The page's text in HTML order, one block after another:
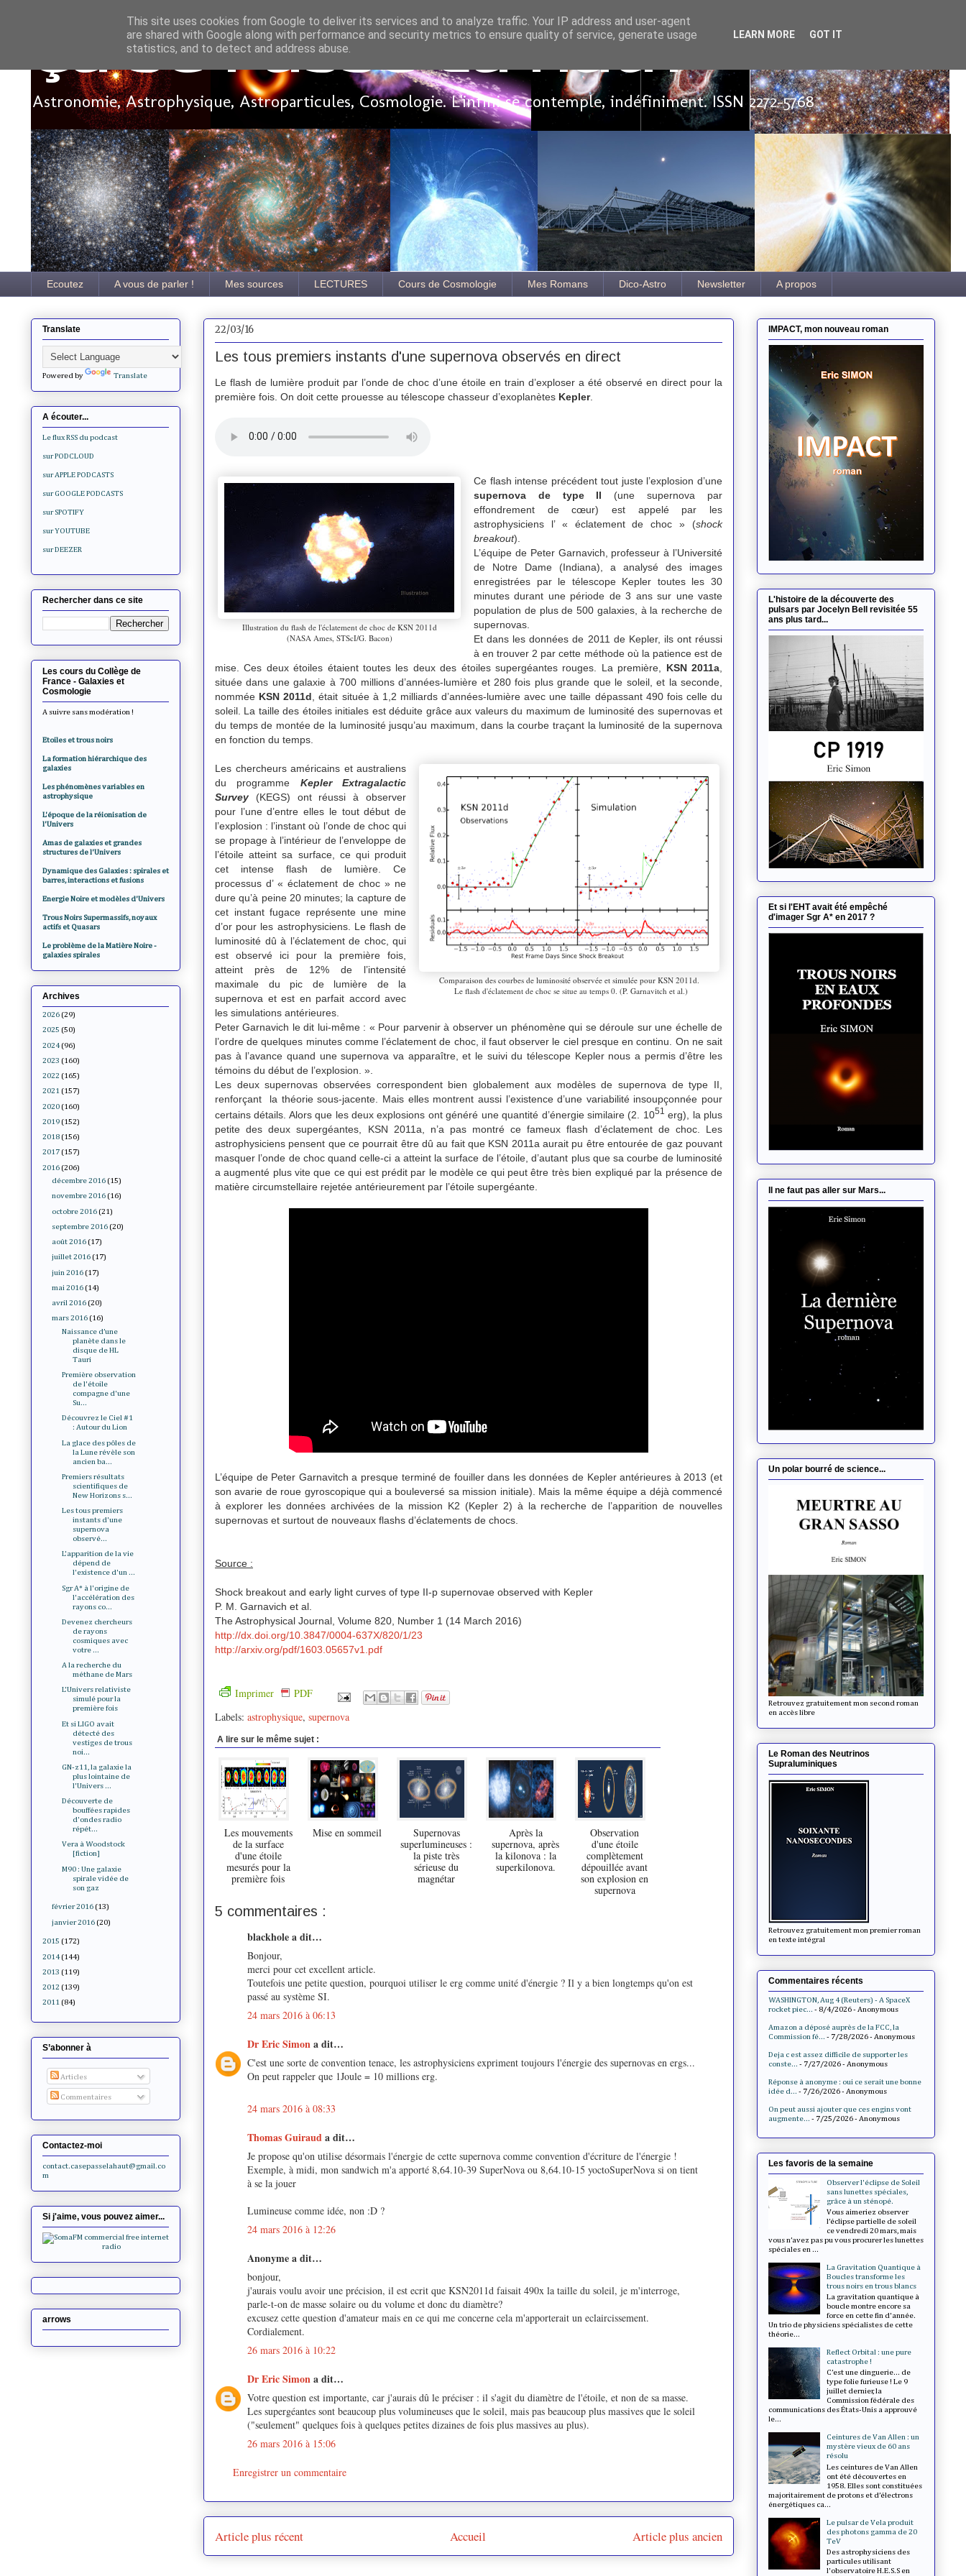
Ça se passe là haut
Astronomie, Astrophysique, Astroparticules, Cosmologie. L'infini se contemple, indéfiniment. ISSN 2272-5768
Ecoutez A vous de parler ! Mes sources LECTURES Cours de Cosmologie Mes Romans Dico-Astro Newsletter A propos
22/03/16
Les tous premiers instants d'une supernova observés en direct
Le flash de lumière produit par l’onde de choc d’une étoile en train d’exploser a été observé en direct pour la
première fois. On doit cette prouesse au télescope chasseur d’exoplanètes Kepler.
Illustration du flash de l'éclatement de choc de KSN 2011d
(NASA Ames, STScI/G. Bacon)
Ce flash intense précédent tout juste l’explosion d’une
supernova de type II (une supernova par
effondrement de cœur) est appelé par les
astrophysiciens l’ « éclatement de choc » (shock
breakout).
L’équipe de Peter Garnavich, professeur à l’Université
de Notre Dame (Indiana), a analysé des images
enregistrées par le télescope Kepler toutes les 30
minutes durant une période de 3 ans sur une vaste
population de plus de 500 galaxies, à la recherche de
supernovas.
Et dans les données de 2011 de Kepler, ils ont réussi
à en trouver 2 par cette méthode où la patience est de
mise. Ces deux étoiles étaient toutes les deux des étoiles supergéantes rouges. La première, KSN 2011a
située dans une galaxie à 700 millions d’années-lumière et 280 fois plus grande que le soleil, et la seconde,
nommée KSN 2011d , était située à 1,2 milliards d’années-lumière avec une taille dépassant 490 fois celle du
soleil. La taille des étoiles initiales est déduite grâce aux valeurs du maximum de luminosité des supernovas et
du temps de montée de la luminosité jusqu’au maximum, dans la courbe traçant la luminosité de la supernova
en fonction du temps.
Comparaison des courbes de luminosité observée et simulée pour KSN 2011d.
Le flash d'éclatement de choc se situe au temps 0. (P. Garnavitch et al.)
Les chercheurs américains et australiens
du programme Kepler Extragalactic
Survey (KEGS) ont réussi à observer
pour l’une d’entre elles le tout début de
l’explosion : l’instant où l’onde de choc qui
se propage à l’intérieur de l’enveloppe de
l’étoile atteint sa surface, ce qui produit
cet intense flash de lumière. Ce
processus d’ « éclatement de choc » ne
dure qu’à peine 20 minutes; la capture de
cet instant fugace représente une mine
d’or pour les astrophysiciens. Le flash de
luminosité dû à l’éclatement de choc, qui
est observé ici pour la première fois,
atteint près de 12% de l’intensité
maximale du pic de lumière de la
supernova et est en parfait accord avec
les simulations antérieures.
Peter Garnavich le dit lui-même : « Pour parvenir à observer un phénomène qui se déroule sur une échelle de
l’ordre de quelques minutes comme l’éclatement de choc, il faut observer le ciel presque en continu. On ne sait
pas à l’avance quand une supernova va apparaître, et le suivi du télescope Kepler nous a permis d’être les
témoins du début de l’explosion. ».
Les deux supernovas observées correspondent bien globalement aux modèles de supernova de type II,
renforçant la théorie sous-jacente. Mais elles montrent aussi l’existence d’une variabilité insoupçonnée pour
certains détails. Alors que les deux explosions ont généré une quantité d’énergie similaire (2. 1051 erg), la plus
petite des deux supergéantes, KSN 2011a, n’a pas montré ce fameux flash d’éclatement de choc. Les
astrophysiciens pensent que ce pourrait être dû au fait que KSN 2011a aurait pu être entourée de gaz pouvant
masquer l’onde de choc quand celle-ci a atteint la surface de l’étoile, d’autant plus que sa courbe de luminosité
a augmenté plus vite que ce qui est prédit par le modèle ce qui peut être très bien expliqué par la présence de
matière circumstellaire rejetée antérieurement par l’étoile supergéante.
L’équipe de Peter Garnavitch a presque terminé de fouiller dans les données de Kepler antérieures à 2013 (et
son avarie de roue gyroscopique qui a bouleversé sa mission initiale). Mais la même équipe a déjà commencé
à explorer les données archivées de la mission K2 (Kepler 2) à la recherche de l’apparition de nouvelles
supernovas et surtout de nouveaux flashs d’éclatements de chocs.
Source :
Shock breakout and early light curves of type II-p supernovae observed with Kepler
P. M. Garnavich et al.
The Astrophysical Journal, Volume 820, Number 1 (14 March 2016)
http://dx.doi.org/10.3847/0004-637X/820/1/23
http://arxiv.org/pdf/1603.05657v1.pdf
Imprimer
PDF
Labels: astrophysique, supernova
A lire sur le même sujet :
Les mouvements
de la surface
d'une étoile
mesurés pour la
première fois
Mise en sommeil
Supernovas
superlumineuses :
la piste très
sérieuse du
magnétar
Après la
supernova, après
la kilonova : la
superkilonova.
Observation
d'une étoile
complètement
dépouillée avant
son explosion en
supernova
5 commentaires :
blackhole a dit…
Bonjour,
merci pour cet excellent article.
Toutefois une petite question, pourquoi utiliser le erg comme unité d'énergie ? Il y a bien longtemps qu'on est
passé au système SI.
24 mars 2016 à 06:13
Dr Eric Simona dit…
C'est une sorte de convention tenace, les astrophysiciens expriment toujours l'énergie des supernovas en ergs...
On peut rappeler que 1Joule = 10 millions erg.
24 mars 2016 à 08:33
Thomas Guirauda dit…
Je propose qu'on utilise désormais l'énergie de cette supernova comme convention d'écriture de l'énergie !
Exemple, à midi, mon sandwich m'a apporté 8,64.10-39 SuperNova ou 8,64.10-15 yoctoSuperNova si on tient
à se la jouer
Lumineuse comme idée, non :D ?
24 mars 2016 à 12:26
Anonyme a dit…
bonjour,
j'aurais voulu avoir une précision, il est ecrit que KSN2011d faisait 490x la taille du soleil, je m'interroge,
parle-t-on de masse solaire ou du volume et donc du diamètre?
excusez cette question d'amateur mais en ce qui me concerne cela m'apporterait un eclaircissement.
Cordialement.
26 mars 2016 à 10:22
Dr Eric Simona dit…
Votre question est importante, car j'aurais dû le préciser : il s'agit du diamètre de l'étoile, et non de sa masse.
Les supergéantes sont beaucoup plus volumineuses que le soleil, mais pas beaucoup plus massives que le soleil
("seulement" quelques fois à quelques petites dizaines de fois plus massives au plus).
26 mars 2016 à 15:06
Enregistrer un commentaire
Article plus récent Article plus ancien
Accueil
Translate
Powered by Translate
A écouter...
Le flux RSS du podcast
sur PODCLOUD
sur APPLE PODCASTS
sur GOOGLE PODCASTS
sur SPOTIFY
sur YOUTUBE
sur DEEZER
Rechercher dans ce site
Les cours du Collège de
France - Galaxies et
Cosmologie
A suivre sans modération !
Etoiles et trous noirs
La formation hiérarchique des
galaxies
Les phénomènes variables en
astrophysique
L'époque de la réionisation de
l'Univers
Amas de galaxies et grandes
structures de l'Univers
Dynamique des Galaxies : spirales et
barres, interactions et fusions
Energie Noire et modèles d'Univers
Trous Noirs Supermassifs, noyaux
actifs et Quasars
Le problème de la Matière Noire -
galaxies spirales
Archives
2026 (29)
2025 (50)
2024 (96)
2023 (160)
2022 (165)
2021 (157)
2020 (160)
2019 (152)
2018 (156)
2017 (157)
2016 (206)
décembre 2016 (15)
novembre 2016 (16)
octobre 2016 (21)
septembre 2016 (20)
août 2016 (17)
juillet 2016 (17)
juin 2016 (17)
mai 2016 (14)
avril 2016 (20)
mars 2016 (16)
Naissance d’une
planète dans le
disque de HL
Tauri
Première observation
de l'étoile
compagne d'une
Su...
Découvrez le Ciel #1
: Autour du Lion
La glace des pôles de
la Lune révèle son
ancien ba...
Premiers résultats
scientifiques de
New Horizons s...
Les tous premiers
instants d'une
supernova
observé...
L'apparition de la vie
dépend de
l'existence d'un ...
Sgr A* à l'origine de
l'accélération des
rayons co...
Devenez chercheurs
de rayons
cosmiques avec
votre ...
A la recherche du
méthane de Mars
L'Univers relativiste
simulé pour la
première fois
Et si LIGO avait
détecté des
vestiges de trous
noi...
GN-z11, la galaxie la
plus lointaine de
l'Univers ...
Découverte de
bouffées rapides
d'ondes radio
répét...
Vera à Woodstock
[fiction]
M90 : Une galaxie
spirale vidée de
son gaz
février 2016 (13)
janvier 2016 (20)
2015 (172)
2014 (144)
2013 (119)
2012 (139)
2011 (84)
S’abonner à
Articles
Commentaires
Contactez-moi
contact.casepasselahaut@gmail.co
m
Si j'aime, vous pouvez aimer...
arrows
IMPACT, mon nouveau roman
L'histoire de la découverte des
pulsars par Jocelyn Bell revisitée 55
ans plus tard...
Et si l'EHT avait été empêché
d'imager Sgr A* en 2017 ?
Il ne faut pas aller sur Mars...
Un polar bourré de science...
Retrouvez gratuitement mon second roman
en accès libre
Le Roman des Neutrinos
Supraluminiques
Retrouvez gratuitement mon premier roman
en texte intégral
Commentaires récents
WASHINGTON, Aug 4 (Reuters) - A SpaceX
rocket piec... - 8/4/2026- Anonymous
Amazon a déposé auprès de la FCC, la
Commission fé... - 7/28/2026- Anonymous
Deja c est assez difficile de supporter les
conste... - 7/27/2026- Anonymous
Réponse à anonyme : oui ce serait une bonne
idée d... - 7/26/2026- Anonymous
On peut aussi ajouter que ces engins vont
augmente... - 7/25/2026- Anonymous
Les favoris de la semaine
Observer l'éclipse de Soleil
sans lunettes spéciales,
grâce à un sténopé.
Vous aimeriez observer
l’éclipse partielle de soleil
ce vendredi 20 mars, mais
vous n’avez pas pu vous procurer les lunettes
spéciales en ...
La Gravitation Quantique à
Boucles transforme les
trous noirs en trous blancs
La gravitation quantique à
boucle montre encore sa
force en cette fin d'année.
Un trio de physiciens spécialistes de cette
théorie...
Reflect Orbital : une pure
catastrophe !
C’est une dinguerie... de
type folie furieuse ! Le 9
juillet dernier, la
Commission fédérale des
communications des États-Unis a approuvé
le...
Ceintures de Van Allen : un
mystère vieux de 60 ans
résolu
Les ceintures de Van Allen
ont été découvertes en
1958. Elles sont constituées
majoritairement de protons et d’électrons
énergétiques ca...
Le pulsar de Vela produit
des photons gamma de 20
TeV
Des astrophysiciens des
particules utilisant
l'observatoire H.E.S.S en
This site uses cookies from Google to deliver its services and to analyze traffic. Your IP address and user-agent
are shared with Google along with performance and security metrics to ensure quality of service, generate usage
statistics, and to detect and address abuse.
LEARN MORE GOT IT